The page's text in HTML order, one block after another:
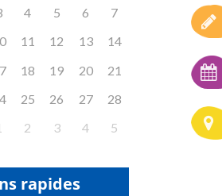
4 5 6
7
11 12 13
14
18 19 20
21
25 26 27
28
2 3 4 5
rapides